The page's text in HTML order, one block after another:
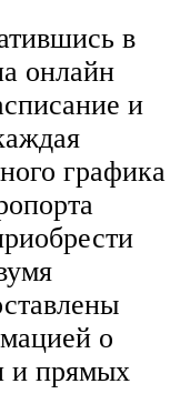
в
онлайн
и
графика
о
и прямых